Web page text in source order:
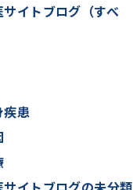
イトブログ（すべ
患